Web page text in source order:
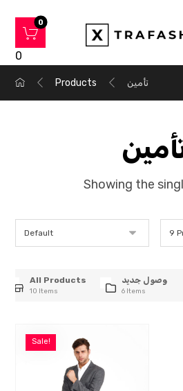
0
Products تأمين
Showing the
All Products
10 Items
وصول جديد
6 Items
Sale!